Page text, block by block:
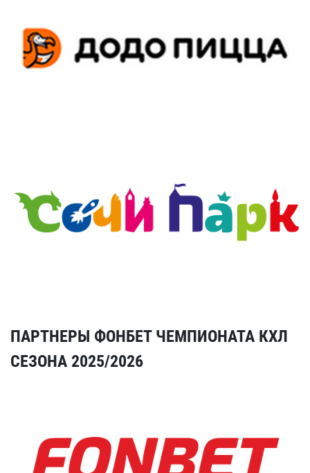
ПАРТНЕРЫ ФОНБЕТ ЧЕМПИОНАТА КХЛ
СЕЗОНА 2025/2026